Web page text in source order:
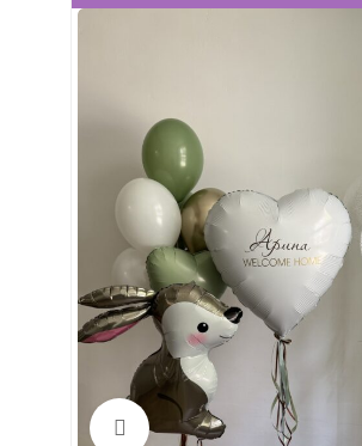
Нажмите, чтобы увеличить